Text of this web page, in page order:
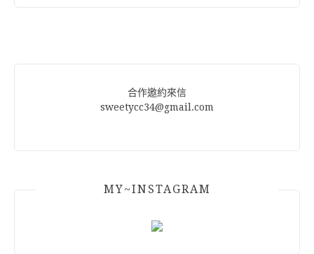
合作邀約來信
sweetycc34@gmail.com
MY~INSTAGRAM